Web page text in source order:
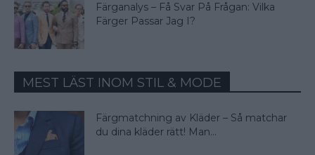
Färganalys – Få Svar På Frågan: Vilka
Färger Passar Jag I?
MEST LÄST INOM STIL & MODE
Färgmatchning av Kläder – Så matchar
du dina kläder rätt! Man...